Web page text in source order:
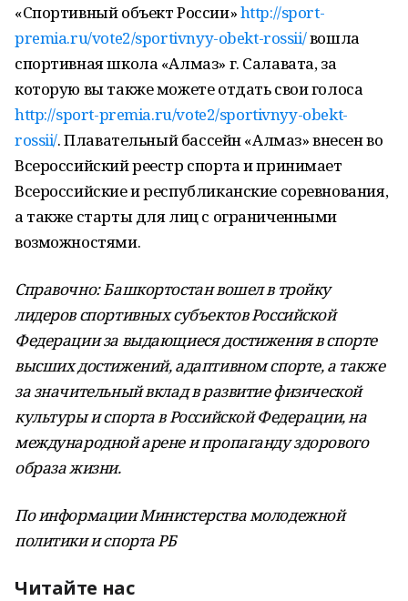
«Спортивный объект России»http://sport-
premia.ru/vote2/sportivnyy-obekt-rossii/вошла
спортивная школа «Алмаз» г. Салавата, за
которую вы также можете отдать свои голоса
http://sport-premia.ru/vote2/sportivnyy-obekt-
rossii/. Плавательный бассейн «Алмаз» внесен во
Всероссийский реестр спорта и принимает
Всероссийские и республиканские соревнования,
а также старты для лиц с ограниченными
возможностями.
Справочно: Башкортостан вошел в тройку
лидеров спортивных субъектов Российской
Федерации за выдающиеся достижения в спорте
высших достижений, адаптивном спорте, а также
за значительный вклад в развитие физической
культуры и спорта в Российской Федерации, на
международной арене и пропаганду здорового
образа жизни.
По информации Министерства молодежной
политики и спорта РБ
Читайте нас